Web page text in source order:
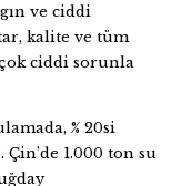
ve ciddi
kalite ve tüm
ciddi sorunla
% 20si
Çin’de 1.000 ton su